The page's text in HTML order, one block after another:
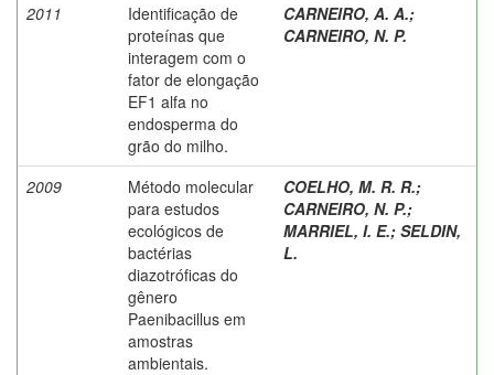
2011
Identificação de
proteínas que
interagem com o
fator de elongação
EF1 alfa no
endosperma do
grão do milho.
CARNEIRO, A. A.;
CARNEIRO, N. P.
2009
Método molecular
para estudos
ecológicos de
bactérias
diazotróficas do
gênero
Paenibacillus em
amostras
ambientais.
COELHO, M. R. R.;
CARNEIRO, N. P.;
MARRIEL, I. E.; SELDIN,
L.